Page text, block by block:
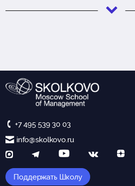
+7 495 539 30 03
info@skolkovo.ru
Поддержать Школу